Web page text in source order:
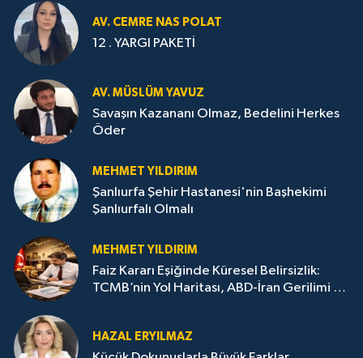
AV. CEMRE NAS POLAT
12 . YARGI PAKETİ
AV. MÜSLÜM YAVUZ
Savaşın Kazananı Olmaz, Bedelini Herkes
Öder
MEHMET YILDIRIM
Şanlıurfa Şehir Hastanesi'nin Başhekimi
Şanlıurfalı Olmalı
MEHMET YILDIRIM
Faiz Kararı Eşiğinde Küresel Belirsizlik:
TCMB’nin Yol Haritası, ABD-İran Gerilimi ve
HAZAL ERYILMAZ